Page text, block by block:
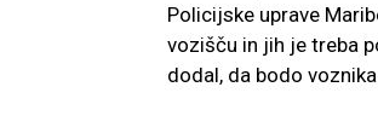
Policijske uprave
vozišču in jih je treba
dodal, da bodo